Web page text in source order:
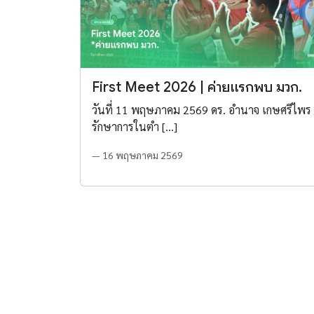
First Meet 2026 | ค่ายแรกพบ มวก.
วันที่ 11 พฤษภาคม 2569 ดร. อำนาจ เกษศรีไพร
รักษาการในตำ […]
— 16 พฤษภาคม 2569